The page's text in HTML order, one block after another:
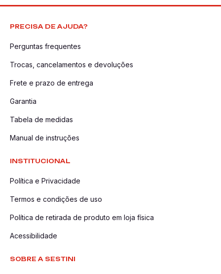
PRECISA DE AJUDA?
Perguntas frequentes
Trocas, cancelamentos e devoluções
Frete e prazo de entrega
Garantia
Tabela de medidas
Manual de instruções
INSTITUCIONAL
Política e Privacidade
Termos e condições de uso
Política de retirada de produto em loja física
Acessibilidade
SOBRE A SESTINI